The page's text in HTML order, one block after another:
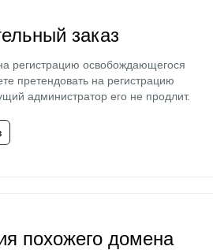
заказ
регистрацию освобождающегося
претендовать на регистрацию
администратор его не продлит.
похожего домена